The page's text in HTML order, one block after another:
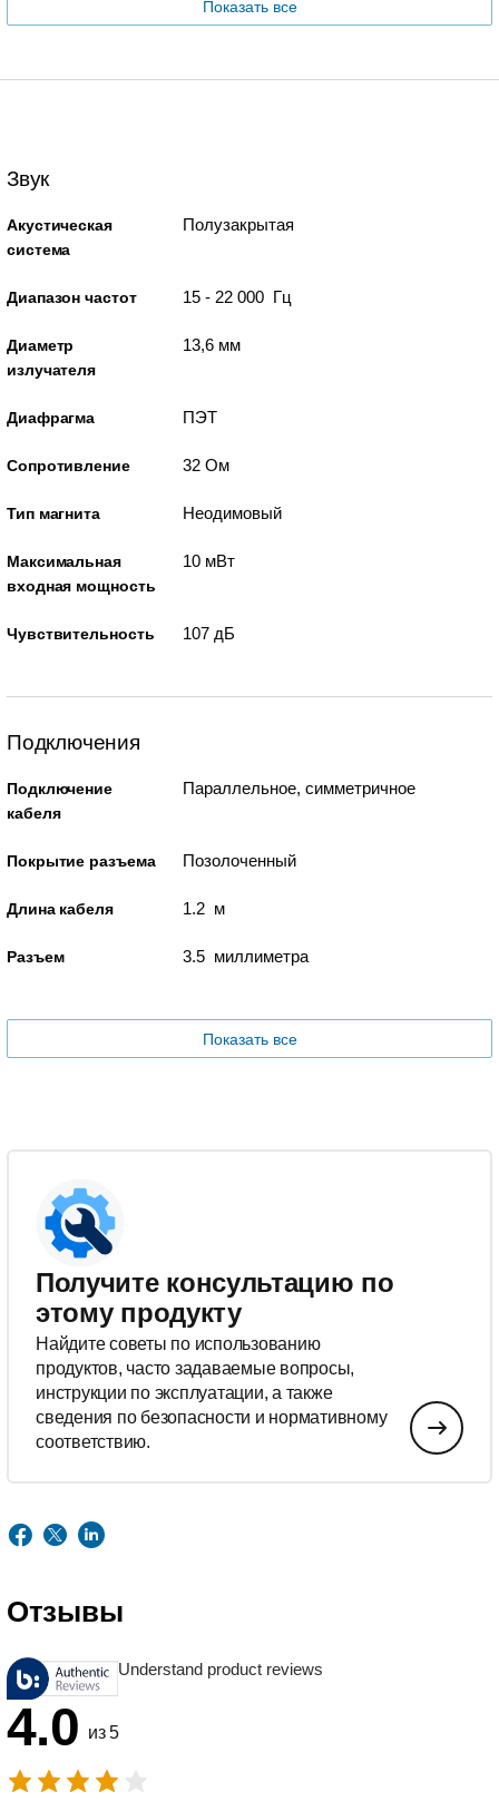
Показать все
Звук
Акустическая
система
Полузакрытая
Диапазон частот 15 - 22 000 Гц
Диаметр
излучателя
13,6 мм
Диафрагма ПЭТ
Сопротивление 32 Ом
Тип магнита Неодимовый
Максимальная
входная мощность
10 мВт
Чувствительность 107 дБ
Подключения
Подключение
кабеля
Параллельное, симметричное
Покрытие разъема Позолоченный
Длина кабеля 1.2 м
Разъем 3.5 миллиметра
Показать все
Получите консультацию по
этому продукту
Найдите советы по использованию
продуктов, часто задаваемые вопросы,
инструкции по эксплуатации, а также
сведения по безопасности и нормативному
соответствию.
Отзывы
Understand product reviews
4.0 из 5